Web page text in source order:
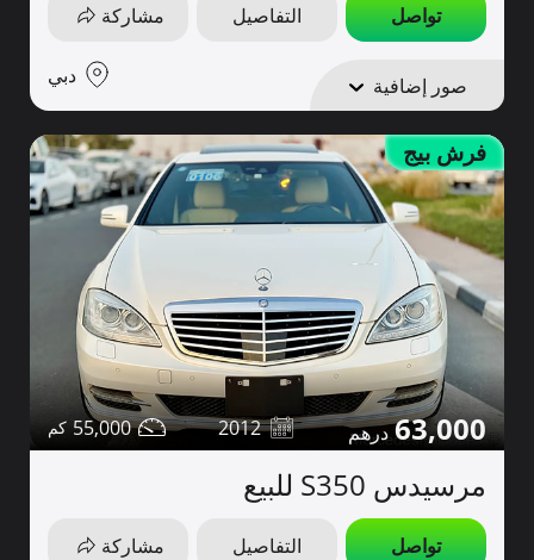
تواصل التفاصيل مشاركة
صور إضافية دبي
فرش بيج
63,000
2012
55,000
مرسيدس S350 للبيع
تواصل التفاصيل مشاركة